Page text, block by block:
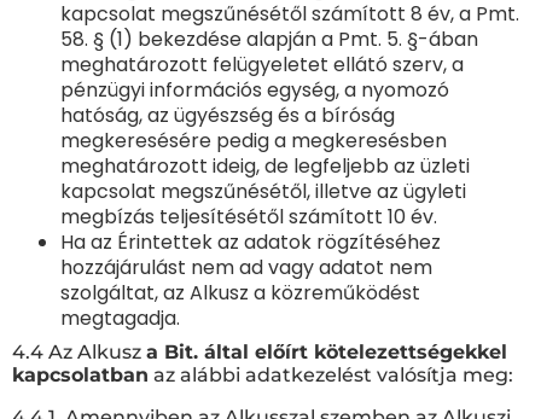
kapcsolat megszűnésétől számított 8 év, a Pmt.
58. § (1) bekezdése alapján a Pmt. 5. §-ában
meghatározott felügyeletet ellátó szerv, a
pénzügyi információs egység, a nyomozó
hatóság, az ügyészség és a bíróság
megkeresésére pedig a megkeresésben
meghatározott ideig, de legfeljebb az üzleti
kapcsolat megszűnésétől, illetve az ügyleti
megbízás teljesítésétől számított 10 év.
Ha az Érintettek az adatok rögzítéséhez
hozzájárulást nem ad vagy adatot nem
szolgáltat, az Alkusz a közreműködést
megtagadja.
4.4 Az Alkusz a Bit. által előírt kötelezettségekkel
kapcsolatban az alábbi adatkezelést valósítja meg: